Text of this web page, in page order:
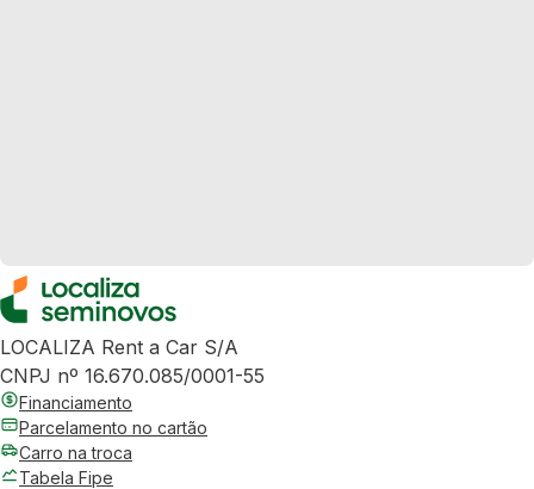
LOCALIZA Rent a Car S/A
CNPJ nº 16.670.085/0001-55
Financiamento
Parcelamento no cartão
Carro na troca
Tabela Fipe